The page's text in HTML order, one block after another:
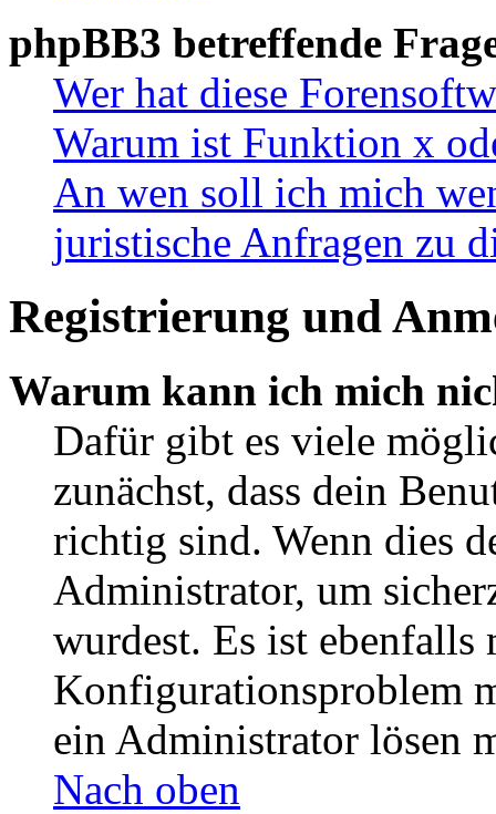
phpBB3 betreffende
Wer hat diese
Warum ist Funktion x
An wen soll ich mich
juristische Anfragen zu
Registrierung und
Warum kann ich mich
Dafür gibt es viele
zunächst, dass dein
richtig sind. Wenn dies
Administrator, um
wurdest. Es ist ebenfalls
Konfigurationsproblem
ein Administrator lösen
Nach oben